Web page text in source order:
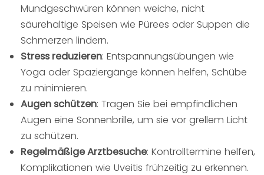
Mundgeschwüren können weiche, nicht
säurehaltige Speisen wie Pürees oder Suppen die
Schmerzen lindern.
Stress reduzieren: Entspannungsübungen wie
Yoga oder Spaziergänge können helfen, Schübe
zu minimieren.
Augen schützen: Tragen Sie bei empfindlichen
Augen eine Sonnenbrille, um sie vor grellem Licht
zu schützen.
Regelmäßige Arztbesuche: Kontrolltermine helfen,
Komplikationen wie Uveitis frühzeitig zu erkennen.